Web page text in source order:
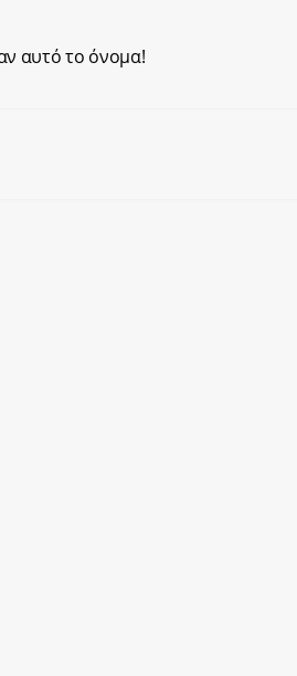
αυτό το όνομα!